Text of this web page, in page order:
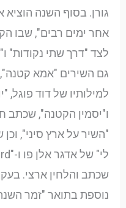
גורן. בסוף השנה
אחר ימים רבים", שבו
לצד "דרך שתי נקודות"
גם השירים "אמא קטנה",
למילותיו של דוד פוגל,
ו"יסמין הקטנה", שכתב
"השיר על ארץ סיני",
שכתב והלחין ארצי.
נוספת בתואר "זמר